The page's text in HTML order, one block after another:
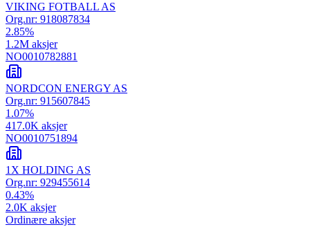
VIKING FOTBALL AS
Org.nr: 918087834
2.85%
1.2M aksjer
NO0010782881
NORDCON ENERGY AS
Org.nr: 915607845
1.07%
417.0K aksjer
NO0010751894
1X HOLDING AS
Org.nr: 929455614
0.43%
2.0K aksjer
Ordinære aksjer